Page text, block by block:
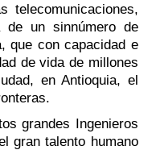
telecomunicaciones,
de un sinnúmero de
que con capacidad e
de vida de millones
en Antioquia, el
grandes Ingenieros
gran talento humano